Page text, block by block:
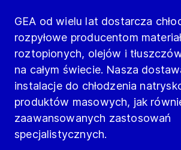
GEA od wielu lat dostarcza
rozpyłowe producentom
roztopionych, olejów i
na całym świecie. Nasza
instalacje do chłodzenia
produktów masowych, jak
zaawansowanych zastosowań
specjalistycznych.